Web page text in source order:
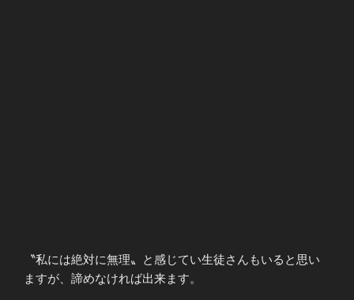
〝私には絶対に無理〟と感じてい生徒さんもいると思い
ますが、諦めなければ出来ます。